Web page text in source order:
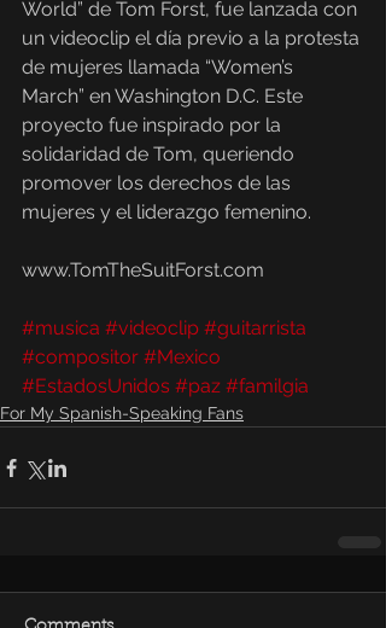
World” de Tom Forst, fue lanzada con
un videoclip el día previo a la protesta
de mujeres llamada “Women’s
March” en Washington D.C. Este
proyecto fue inspirado por la
solidaridad de Tom, queriendo
promover los derechos de las
mujeres y el liderazgo femenino.
www.TomTheSuitForst.com
#musica #videoclip #guitarrista
#compositor #Mexico
#EstadosUnidos #paz #familgia
For My Spanish-Speaking Fans